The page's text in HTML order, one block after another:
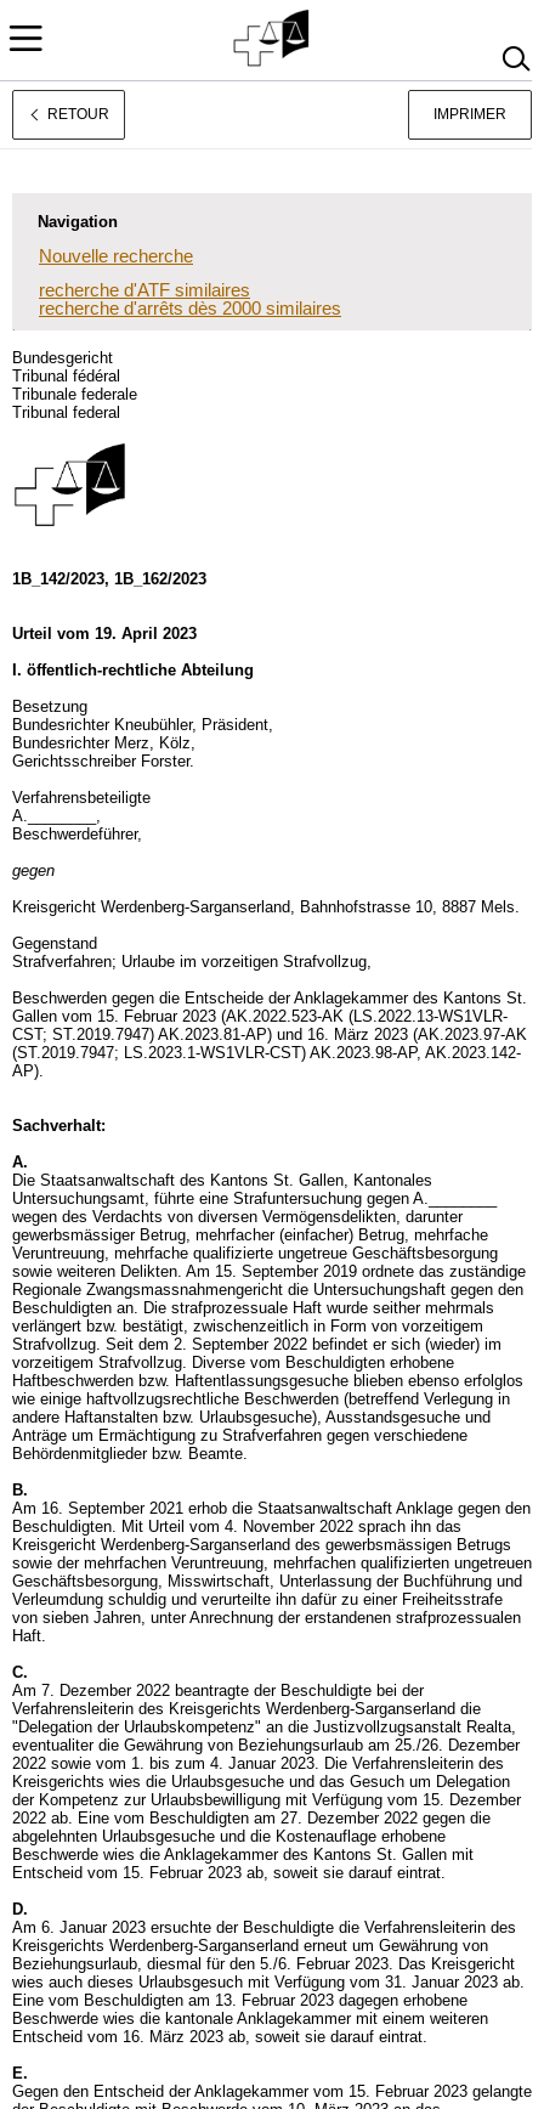
Deutsch
RETOUR IMPRIMER
Navigation
Nouvelle recherche
recherche d'ATF similaires
recherche d'arrêts dès 2000 similaires
Bundesgericht
Tribunal fédéral
Tribunale federale
Tribunal federal
1B_142/2023, 1B_162/2023
Urteil vom 19. April 2023
I. öffentlich-rechtliche Abteilung
Besetzung
Bundesrichter Kneubühler, Präsident,
Bundesrichter Merz, Kölz,
Gerichtsschreiber Forster.
Verfahrensbeteiligte
A.________,
Beschwerdeführer,
gegen
Kreisgericht Werdenberg-Sarganserland, Bahnhofstrasse 10, 8887 Mels.
Gegenstand
Strafverfahren; Urlaube im vorzeitigen Strafvollzug,
Beschwerden gegen die Entscheide der Anklagekammer des Kantons St.
Gallen vom 15. Februar 2023 (AK.2022.523-AK (LS.2022.13-WS1VLR-
CST; ST.2019.7947) AK.2023.81-AP) und 16. März 2023 (AK.2023.97-AK
(ST.2019.7947; LS.2023.1-WS1VLR-CST) AK.2023.98-AP, AK.2023.142-
AP).
Sachverhalt:
A.
Die Staatsanwaltschaft des Kantons St. Gallen, Kantonales
Untersuchungsamt, führte eine Strafuntersuchung gegen A.________
wegen des Verdachts von diversen Vermögensdelikten, darunter
gewerbsmässiger Betrug, mehrfacher (einfacher) Betrug, mehrfache
Veruntreuung, mehrfache qualifizierte ungetreue Geschäftsbesorgung
sowie weiteren Delikten. Am 15. September 2019 ordnete das zuständige
Regionale Zwangsmassnahmengericht die Untersuchungshaft gegen den
Beschuldigten an. Die strafprozessuale Haft wurde seither mehrmals
verlängert bzw. bestätigt, zwischenzeitlich in Form von vorzeitigem
Strafvollzug. Seit dem 2. September 2022 befindet er sich (wieder) im
vorzeitigem Strafvollzug. Diverse vom Beschuldigten erhobene
Haftbeschwerden bzw. Haftentlassungsgesuche blieben ebenso erfolglos
wie einige haftvollzugsrechtliche Beschwerden (betreffend Verlegung in
andere Haftanstalten bzw. Urlaubsgesuche), Ausstandsgesuche und
Anträge um Ermächtigung zu Strafverfahren gegen verschiedene
Behördenmitglieder bzw. Beamte.
B.
Am 16. September 2021 erhob die Staatsanwaltschaft Anklage gegen den
Beschuldigten. Mit Urteil vom 4. November 2022 sprach ihn das
Kreisgericht Werdenberg-Sarganserland des gewerbsmässigen Betrugs
sowie der mehrfachen Veruntreuung, mehrfachen qualifizierten ungetreuen
Geschäftsbesorgung, Misswirtschaft, Unterlassung der Buchführung und
Verleumdung schuldig und verurteilte ihn dafür zu einer Freiheitsstrafe
von sieben Jahren, unter Anrechnung der erstandenen strafprozessualen
Haft.
C.
Am 7. Dezember 2022 beantragte der Beschuldigte bei der
Verfahrensleiterin des Kreisgerichts Werdenberg-Sarganserland die
"Delegation der Urlaubskompetenz" an die Justizvollzugsanstalt Realta,
eventualiter die Gewährung von Beziehungsurlaub am 25./26. Dezember
2022 sowie vom 1. bis zum 4. Januar 2023. Die Verfahrensleiterin des
Kreisgerichts wies die Urlaubsgesuche und das Gesuch um Delegation
der Kompetenz zur Urlaubsbewilligung mit Verfügung vom 15. Dezember
2022 ab. Eine vom Beschuldigten am 27. Dezember 2022 gegen die
abgelehnten Urlaubsgesuche und die Kostenauflage erhobene
Beschwerde wies die Anklagekammer des Kantons St. Gallen mit
Entscheid vom 15. Februar 2023 ab, soweit sie darauf eintrat.
D.
Am 6. Januar 2023 ersuchte der Beschuldigte die Verfahrensleiterin des
Kreisgerichts Werdenberg-Sarganserland erneut um Gewährung von
Beziehungsurlaub, diesmal für den 5./6. Februar 2023. Das Kreisgericht
wies auch dieses Urlaubsgesuch mit Verfügung vom 31. Januar 2023 ab.
Eine vom Beschuldigten am 13. Februar 2023 dagegen erhobene
Beschwerde wies die kantonale Anklagekammer mit einem weiteren
Entscheid vom 16. März 2023 ab, soweit sie darauf eintrat.
E.
Gegen den Entscheid der Anklagekammer vom 15. Februar 2023 gelangte